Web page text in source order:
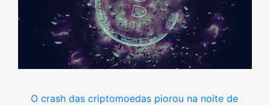
O crash das criptomoedas piorou na noite de